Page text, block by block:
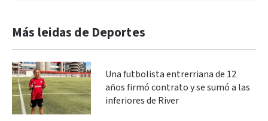
Más leidas de Deportes
Una futbolista entrerriana de 12
años firmó contrato y se sumó a las
inferiores de River